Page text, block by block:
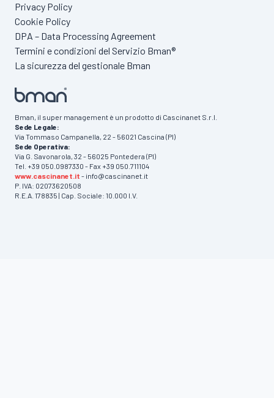
Privacy Policy
Cookie Policy
DPA – Data Processing Agreement
Termini e condizioni del Servizio Bman®
La sicurezza del gestionale Bman
Bman, il super management è un prodotto di Cascinanet S.r.l.
Sede Legale:
Via Tommaso Campanella, 22 - 56021 Cascina (PI)
Sede Operativa:
Via G. Savonarola, 32 - 56025 Pontedera (PI)
Tel. +39 050.0987330 - Fax +39 050.711104
www.cascinanet.it - info@cascinanet.it
P. IVA: 02073620508
R.E.A. 178835 | Cap. Sociale: 10.000 I.V.